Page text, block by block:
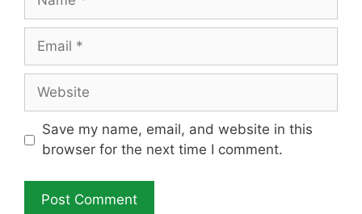
Email
Website
Save my name, email, and website in this
browser for the next time I comment.